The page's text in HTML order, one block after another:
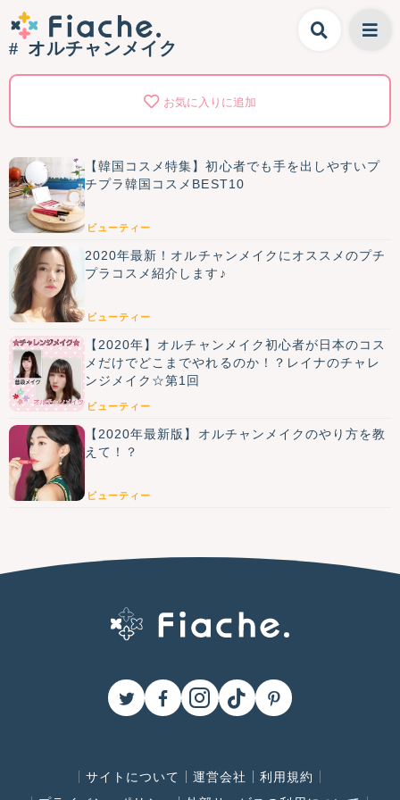
オルチャンメイク
お気に入りに追加
【韓国コスメ特集】初心者でも手を出しやすいプ
チプラ韓国コスメBEST10
ビューティー
2020年最新！オルチャンメイクにオススメのプチ
プラコスメ紹介します♪
ビューティー
【2020年】オルチャンメイク初心者が日本のコス
メだけでどこまでやれるのか！？レイナのチャレ
ンジメイク☆第1回
ビューティー
【2020年最新版】オルチャンメイクのやり方を教
えて！？
ビューティー
サイトについて 運営会社
利用規約